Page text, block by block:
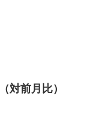
対前月比）